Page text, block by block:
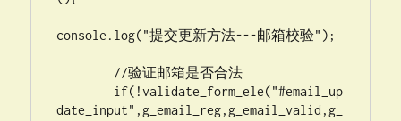
console.log("提交更新方法---邮箱校验");
date_input",g_email_reg,g_email_valid,g_